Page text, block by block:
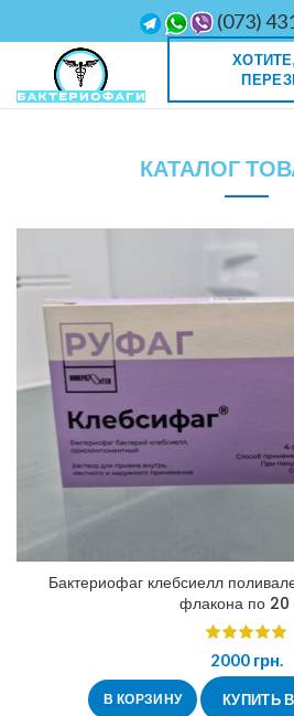
(073)
КАТАЛОГ
Бактериофаг клебсиелл
флакона по
2000 грн.
В КОРЗИНУ КУПИТЬ